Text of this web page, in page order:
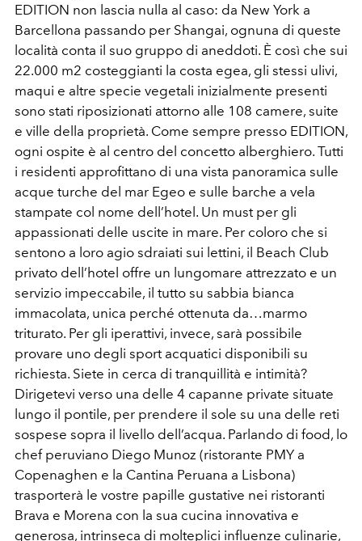
EDITION non lascia nulla al caso: da New York a
Barcellona passando per Shangai, ognuna di queste
località conta il suo gruppo di aneddoti. È così che sui
22.000 m2 costeggianti la costa egea, gli stessi ulivi,
maqui e altre specie vegetali inizialmente presenti
sono stati riposizionati attorno alle 108 camere, suite
e ville della proprietà. Come sempre presso EDITION,
ogni ospite è al centro del concetto alberghiero. Tutti
i residenti approfittano di una vista panoramica sulle
acque turche del mar Egeo e sulle barche a vela
stampate col nome dell’hotel. Un must per gli
appassionati delle uscite in mare. Per coloro che si
sentono a loro agio sdraiati sui lettini, il Beach Club
privato dell’hotel offre un lungomare attrezzato e un
servizio impeccabile, il tutto su sabbia bianca
immacolata, unica perché ottenuta da…marmo
triturato. Per gli iperattivi, invece, sarà possibile
provare uno degli sport acquatici disponibili su
richiesta. Siete in cerca di tranquillità e intimità?
Dirigetevi verso una delle 4 capanne private situate
lungo il pontile, per prendere il sole su una delle reti
sospese sopra il livello dell’acqua. Parlando di food, lo
chef peruviano Diego Munoz (ristorante PMY a
Copenaghen e la Cantina Peruana a Lisbona)
trasporterà le vostre papille gustative nei ristoranti
Brava e Morena con la sua cucina innovativa e
generosa, intrinseca di molteplici influenze culinarie,